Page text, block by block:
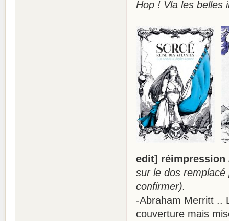
Hop ! Vla les belles
edit] réimpression
sur le dos
confirmer).
-Abraham Merritt ..
couverture mais